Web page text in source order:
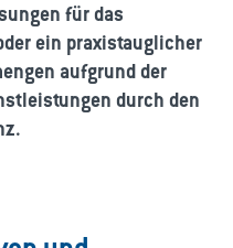
für das
ein praxistauglicher
aufgrund der
durch den